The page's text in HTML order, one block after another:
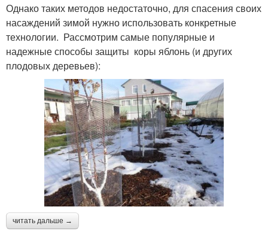
Однако таких методов недостаточно, для спасения своих
насаждений зимой нужно использовать конкретные
технологии. Рассмотрим самые популярные и
надежные способы защиты коры яблонь (и других
плодовых деревьев):
читать дальше →